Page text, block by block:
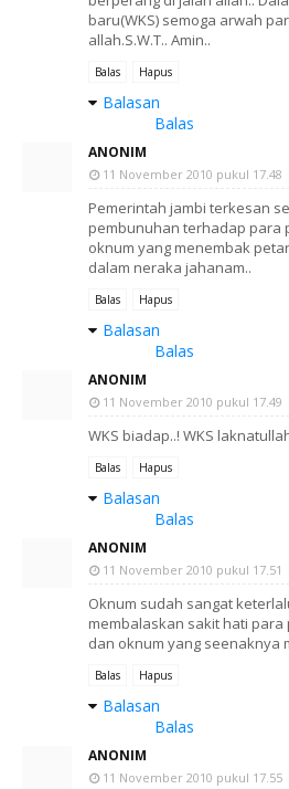
baru(WKS) semoga arwah
allah.S.W.T.. Amin..
Balas Hapus
Balasan
Balas
ANONIM
11 November 2010 pukul 17.48
Pemerintah jambi terkesan
pembunuhan terhadap para
oknum yang menembak
dalam neraka jahanam..
Balas Hapus
Balasan
Balas
ANONIM
11 November 2010 pukul 17.49
WKS biadap..! WKS
Balas Hapus
Balasan
Balas
ANONIM
11 November 2010 pukul 17.51
Oknum sudah sangat
membalaskan sakit hati
dan oknum yang seenaknya
Balas Hapus
Balasan
Balas
ANONIM
11 November 2010 pukul 17.55